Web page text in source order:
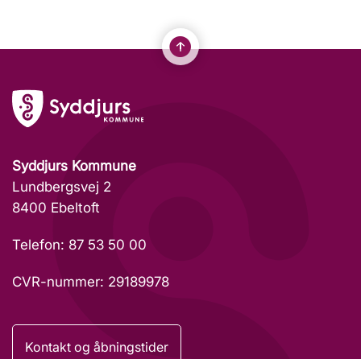
Syddjurs Kommune
Lundbergsvej 2
8400 Ebeltoft
Telefon: 87 53 50 00
CVR-nummer: 29189978
Kontakt og åbningstider